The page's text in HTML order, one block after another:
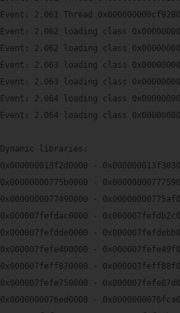
Event: 2.061 Thread 0x000000000cf92800
Event: 2.062 loading class
Event: 2.062 loading class
Event: 2.063 loading class
Event: 2.063 loading class
Event: 2.064 loading class
Event: 2.064 loading class
Dynamic libraries:
0x000000013f2d0000 -
0x00000000775b0000 -
0x0000000077490000 -
0x000007fefdac0000 -
0x000007fefdde0000 -
0x000007fefe400000 -
0x000007feff870000 -
0x000007fefe750000 -
0x0000000076ed0000 -